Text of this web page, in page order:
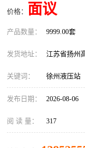
价格： 面议
产品数量： 9999.00套
发货地址： 江苏省扬州
关键词： 徐州液压站
发布日期： 2026-08-06
阅 读 量： 317